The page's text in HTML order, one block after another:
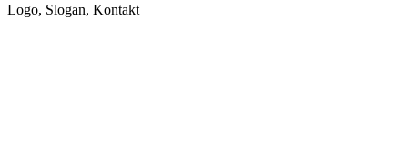
Logo, Slogan, Kontakt